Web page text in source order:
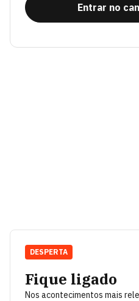
Entrar no
Fique ligado
Nos acontecimentos mais
DESPERTA